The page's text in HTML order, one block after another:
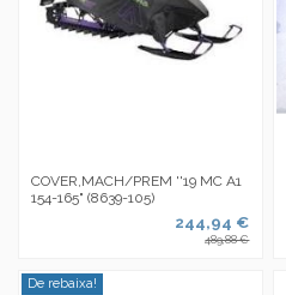
COVER,MACH/PREM ''19 MC A1
154-165" (8639-105)
244,94 €
489,88 €
De rebaixa!